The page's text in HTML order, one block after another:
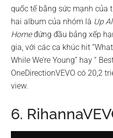
quốc tế bằng sức mạnh của
hai album của nhóm là Up
Homeđứng đầu bảng xếp
gia, với các ca khúc hit
While We’re Young” hay “
OneDirectionVEVO có 20,2
view.
6.